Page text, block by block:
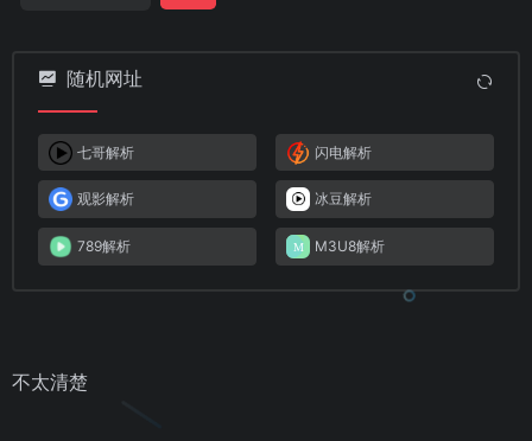
随机网址
七哥解析 闪电解析
观影解析 冰豆解析
789解析 M3U8解析
不太清楚